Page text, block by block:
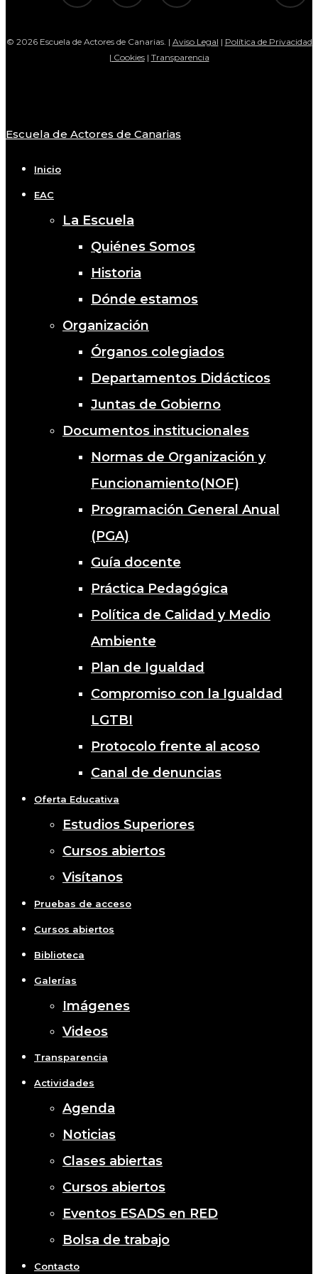
© 2026 Escuela de Actores de Canarias. | Aviso Legal | Política de Privacidad
| Cookies| Transparencia
Close
Escuela de Actores de Canarias
Inicio
EAC
La Escuela
Quiénes Somos
Historia
Dónde estamos
Organización
Órganos colegiados
Departamentos Didácticos
Juntas de Gobierno
Documentos institucionales
Normas de Organización y
Funcionamiento(NOF)
Programación General Anual
(PGA)
Guía docente
Práctica Pedagógica
Política de Calidad y Medio
Ambiente
Plan de Igualdad
Compromiso con la Igualdad
LGTBI
Protocolo frente al acoso
Canal de denuncias
Oferta Educativa
Estudios Superiores
Cursos abiertos
Visítanos
Pruebas de acceso
Cursos abiertos
Biblioteca
Galerías
Imágenes
Videos
Transparencia
Actividades
Agenda
Noticias
Clases abiertas
Cursos abiertos
Eventos ESADS en RED
Bolsa de trabajo
Contacto